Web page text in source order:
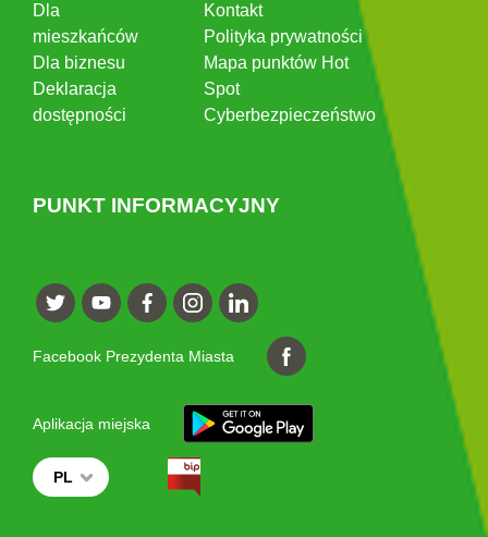
Dla
mieszkańców
Dla biznesu
Deklaracja
dostępności
Kontakt
Polityka prywatności
Mapa punktów Hot
Spot
Cyberbezpieczeństwo
PUNKT INFORMACYJNY
Facebook Prezydenta Miasta
Aplikacja miejska
PL